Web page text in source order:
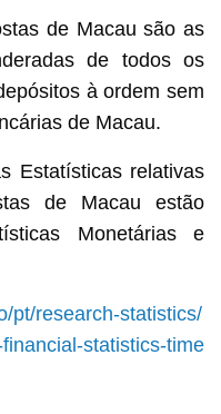
de Macau são as
de todos os
à ordem sem
de Macau.
Estatísticas relativas
de Macau estão
Monetárias e
pt/research-statistics/
statistics-time